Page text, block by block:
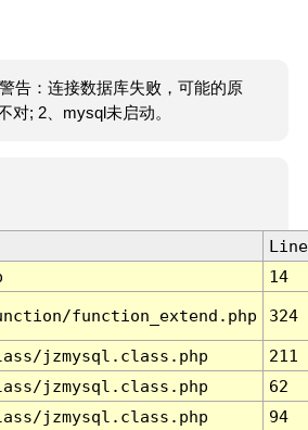
告：连接数据库失败，可能的原
对; 2、mysql未启动。
Line
14
function_extend.php 324
jzmysql.class.php
211
jzmysql.class.php
62
jzmysql.class.php
94